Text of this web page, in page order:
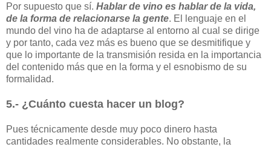
Por supuesto que sí. Hablar de vino es hablar de la vida,
de la forma de relacionarse la gente. El lenguaje en el
mundo del vino ha de adaptarse al entorno al cual se dirige
y por tanto, cada vez más es bueno que se desmitifique y
que lo importante de la transmisión resida en la importancia
del contenido más que en la forma y el esnobismo de su
formalidad.
5.- ¿Cuánto cuesta hacer un blog?
Pues técnicamente desde muy poco dinero hasta
cantidades realmente considerables. No obstante, la